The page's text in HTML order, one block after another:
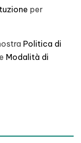
per
Politica di
Modalità di